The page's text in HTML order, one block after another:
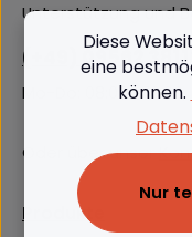
Unterstützung und
(+49) 09562
Mo-Do: 08:00 - 16:00,
Oder über unser
Produkte
Diese
eine
können.
Nur